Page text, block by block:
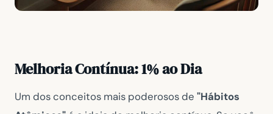
Melhoria Contínua: 1% ao Dia
Um dos conceitos mais poderosos de "Hábitos